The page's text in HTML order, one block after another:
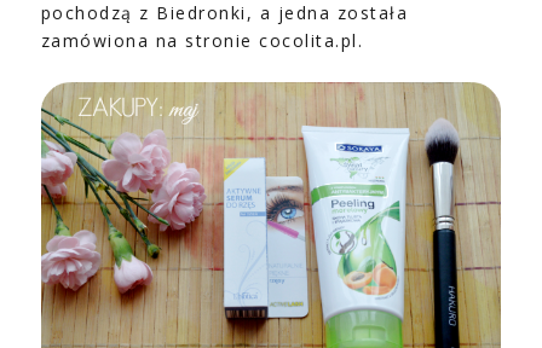
pochodzą z Biedronki, a jedna została
zamówiona na stronie cocolita.pl.